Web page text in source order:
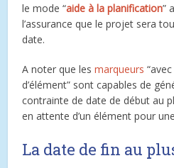
le mode “aide à la planification”
l’assurance que le projet sera
date.
A noter que lesmarqueurs
d’élément” sont capables de
contrainte de date de début au
en attente d’un élément pour
La date de fin au